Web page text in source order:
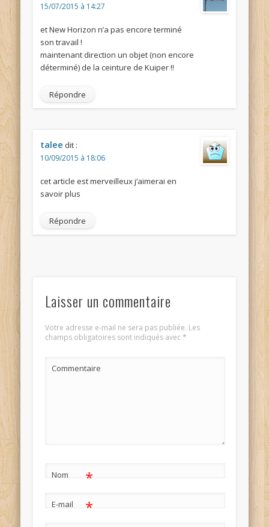
15/07/2015 à 14:27
et New Horizon n’a pas encore terminé
son travail !
maintenant direction un objet (non encore
déterminé) de la ceinture de Kuiper !!
Répondre
talee dit :
10/09/2015 à 18:06
cet article est merveilleux j’aimerai en
savoir plus
Répondre
Laisser un commentaire
Votre adresse e-mail ne sera pas publiée. Les
champs obligatoires sont indiqués avec*
Commentaire
Nom *
E-mail *